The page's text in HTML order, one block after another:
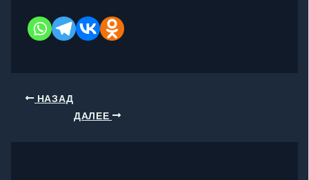
НАЗАД
ДАЛЕЕ